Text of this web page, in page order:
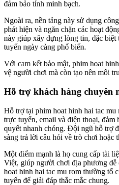
đảm bảo tính minh bạch.
Ngoài ra, nền tảng này sử dụng
phát hiện và ngăn chặn các hoạt
này giúp xây dựng lòng tin, đặc
tuyến ngày càng phổ biến.
Với cam kết bảo mật, phim hoat
vệ người chơi mà còn tạo nên môi
Hỗ trợ khách hàng chuyên
Hỗ trợ tại phim hoat hinh hai tac mu
trực tuyến, email và điện thoại, đảm
quyết nhanh chóng. Đội ngũ hỗ trợ
sàng trả lời câu hỏi về trò chơi hoặc
Một điểm mạnh là họ cung cấp tài
Việt, giúp người chơi địa phương dễ
hoat hinh hai tac mu rom thường tổ
tuyến để giải đáp thắc mắc chung.